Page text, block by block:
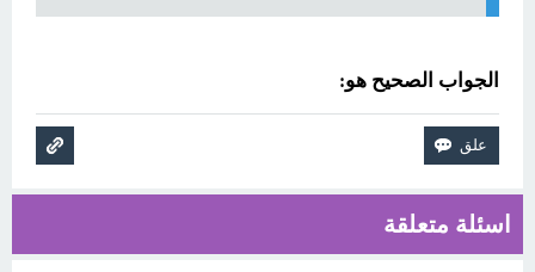
الجواب الصحيح هو:
اسئلة متعلقة